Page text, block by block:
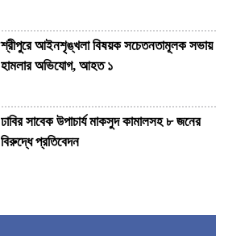
শ্রীপুরে আইনশৃঙ্খলা বিষয়ক সচেতনতামূলক সভায়
হামলার অভিযোগ, আহত ১
ঢাবির সাবেক উপাচার্য মাকসুদ কামালসহ ৮ জনের
বিরুদ্ধে প্রতিবেদন
হারমোনিয়াম উপহার